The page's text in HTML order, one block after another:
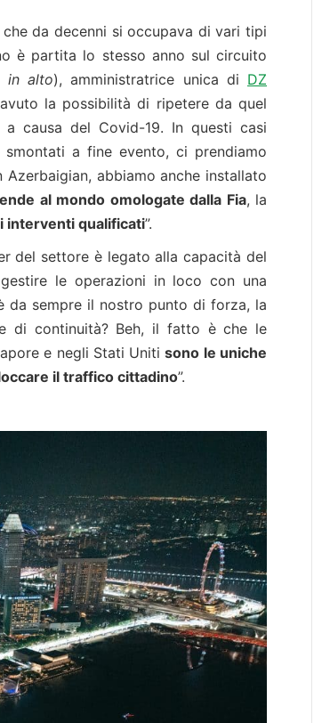
che da decenni si occupava di vari tipi
è partita lo stesso anno sul circuito
in alto), amministratrice unica di DZ
la possibilità di ripetere da quel
causa del Covid-19. In questi casi
a fine evento, ci prendiamo
abbiamo anche installato
al mondo omologate dalla Fia, la
interventi qualificati”.
del settore è legato alla capacità del
le operazioni in loco con una
da sempre il nostro punto di forza, la
di continuità? Beh, il fatto è che le
e negli Stati Unitisono le uniche
il traffico cittadino”.